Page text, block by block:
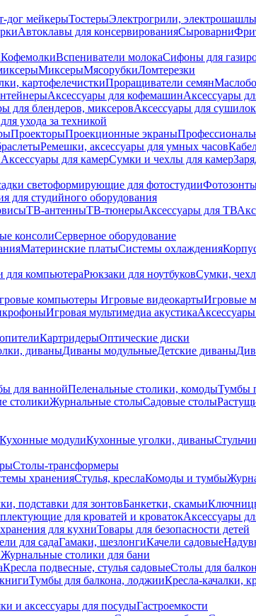
дог мейкерыТостерыЭлектрогрили,
Автоклавы для консервированияСыроварни
КофемолкиВспениватели молокаСифоны для
МиксерыМясорубкиЛомтерезки
картофелечисткиПроращиватели семян
Аксессуары для кофемашинАксессуары
для блендеров, миксеровАксессуары для
ухода за техникой
ПроекторыПроекционные экраны
Ремешки, аксессуары для умных часов
Аксессуары для камерСумки и чехлы для камер
светоформирующие для фотостудии
для студийного оборудования
ТВ-антенныТВ-тюнерыАксессуары для ТВ
консолиСерверное оборудование
Материнские платыСистемы охлаждения
для компьютераРюкзаки для ноутбуковСумки,
компьютеры Игровые видеокартыИгровые
Игровая мультимедиа акустика
КартридерыОптические диски
диваныДиваны модульныеДетские диваны
для ваннойПеленальные столики, комодыТумбы
столикиЖурнальные столыСадовые столы
Кухонные модулиКухонные уголки, диваны
Столы-трансформеры
храненияСтулья, креслаКомоды и тумбы
подставки для зонтовБанкетки, скамьи
для кроватей и кроватокАксессуары
для кухниТовары для безопасности детей
для садаГамаки, шезлонгиКачели садовые
Журнальные столики для бани
Кресла подвесные, стулья садовыеСтолы для
Тумбы для балкона, лоджииКресла-качалки,
и аксессуары для посудыГастроемкости